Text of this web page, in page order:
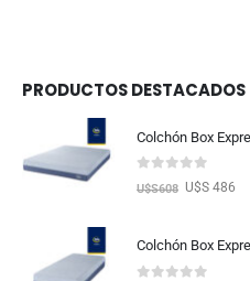
PRODUCTOS DESTACADOS
Colchón Box
out of 5
U$S608 U$S 486
Colchón Box